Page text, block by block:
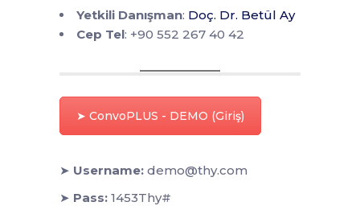
Yetkili Danışman: Doç. Dr. Betül Ay
Cep Tel: +90 552 267 40 42
➤ ConvoPLUS - DEMO (Giriş)
➤ Username: demo@thy.com
➤ Pass: 1453Thy#